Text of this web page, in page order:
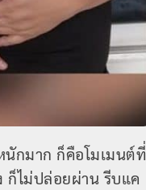
นักมาก ก็คือโมเมนต์ที่
ก็ไม่ปล่อยผ่าน รีบแค